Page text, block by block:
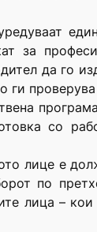
за
да го
ги
со
лице е
по
лица –